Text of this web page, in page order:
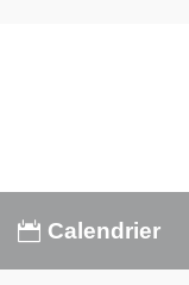
Calendrier